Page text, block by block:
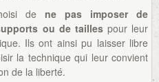
de ne pas imposer de
ou de taillespour leur
Ils ont ainsi pu laisser libre
la technique qui leur convient
de la liberté.